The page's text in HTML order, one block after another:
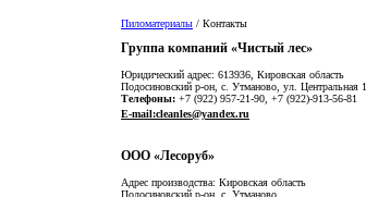
Пиломатериалы / Контакты
Группа компаний «Чистый лес»
Юридический адрес: 613936, Кировская область
Подосиновский р-он, с. Утманово, ул. Центральная 1
Телефоны: +7 (922) 957-21-90, +7 (922)-913-56-81
E-mail:cleanles@yandex.ru
ООО «Лесоруб»
Адрес производства: Кировская область
Подосиновский р-он, с. Утманово